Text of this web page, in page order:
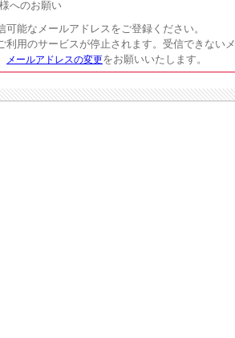
へのお願い
能なメールアドレスをご登録ください。
利用のサービスが停止されます。受信できないメ
メールアドレスの変更をお願いいたします。